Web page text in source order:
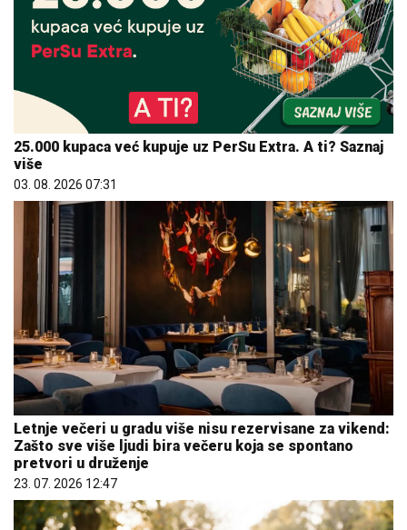
25.000 kupaca već kupuje uz PerSu Extra. A ti? Saznaj
više
03. 08. 2026 07:31
Letnje večeri u gradu više nisu rezervisane za vikend:
Zašto sve više ljudi bira večeru koja se spontano
pretvori u druženje
23. 07. 2026 12:47